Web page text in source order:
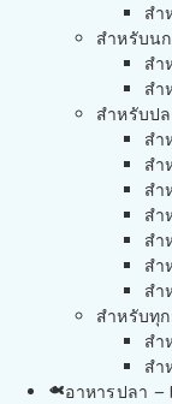
สำ
สำหรับน
สำ
สำ
สำหรับป
สำ
สำ
สำ
สำ
สำ
สำ
สำ
สำหรับทุ
สำ
สำ
อาหารปลา –